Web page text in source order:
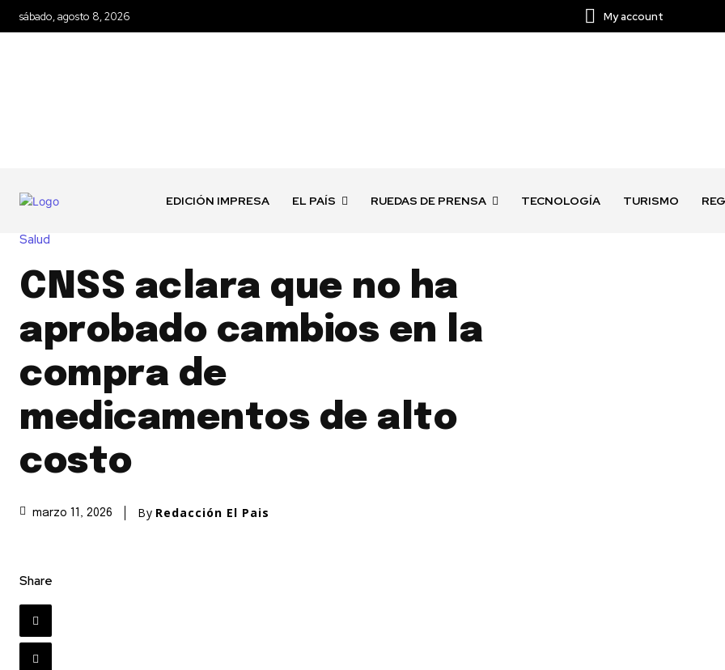
sábado, agosto 8, 2026 My account
EDICIÓN IMPRESA EL PAÍS RUEDAS DE PRENSA TECNOLOGÍA TURISMO
Salud
CNSS aclara que no ha
aprobado cambios en la
compra de
medicamentos de alto
costo
marzo 11, 2026 By Redacción El Pais
Share